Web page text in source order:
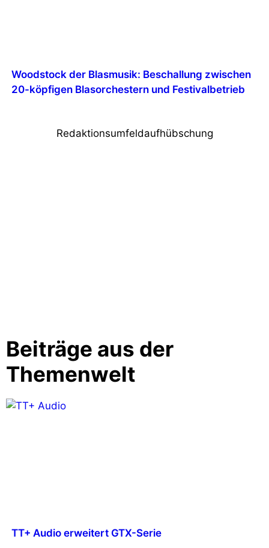
Woodstock der Blasmusik: Beschallung zwischen
20-köpfigen Blasorchestern und Festivalbetrieb
Redaktionsumfeldaufhübschung
Beiträge aus der
Themenwelt
TT+ Audio erweitert GTX-Serie